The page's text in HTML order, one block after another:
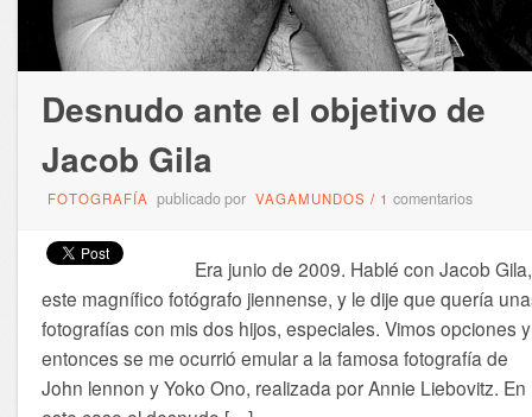
Desnudo ante el objetivo de
Jacob Gila
FOTOGRAFÍA publicado por VAGAMUNDOS / 1 comentarios
Era junio de 2009. Hablé con Jacob Gila,
este magnífico fotógrafo jiennense, y le dije que quería
fotografías con mis dos hijos, especiales. Vimos opciones y
entonces se me ocurrió emular a la famosa fotografía de
John lennon y Yoko Ono, realizada por Annie Liebovitz. En